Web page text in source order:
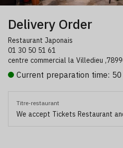
Delivery Order
Restaurant Japonais
01 30 50 51 61
centre commercial la Villedieu
Current preparation time:
Titre-restaurant
We accept Tickets Restaurant